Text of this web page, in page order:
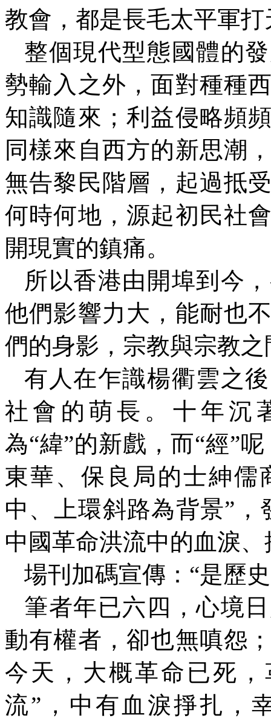
教會，都是長毛太平軍
整個現代型態國體的
勢輸入之外，面對種種
知識隨來；利益侵略頻
同樣來自西方的新思潮
無告黎民階層，起過抵
何時何地，源起初民社
開現實的鎮痛。
所以香港由開埠到今
他們影響力大，能耐也
們的身影，宗教與宗教
有人在乍識楊衢雲之
社會的萌長。十年沉
為“緯”的新戲，而“經”
東華、保良局的士紳儒
中、上環斜路為背景”
中國革命洪流中的血淚
場刊加碼宣傳：“是歷
筆者年已六四，心境
動有權者，卻也無嗔怨
今天，大概革命已死
流”，中有血淚掙扎，